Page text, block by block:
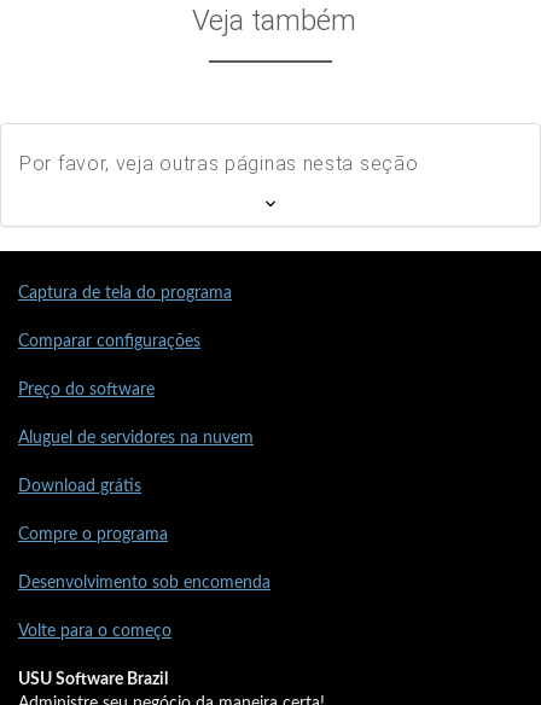
Veja também
Por favor, veja outras páginas nesta seção
Captura de tela do programa
Comparar configurações
Preço do software
Aluguel de servidores na nuvem
Download grátis
Compre o programa
Desenvolvimento sob encomenda
Volte para o começo
USU Software Brazil